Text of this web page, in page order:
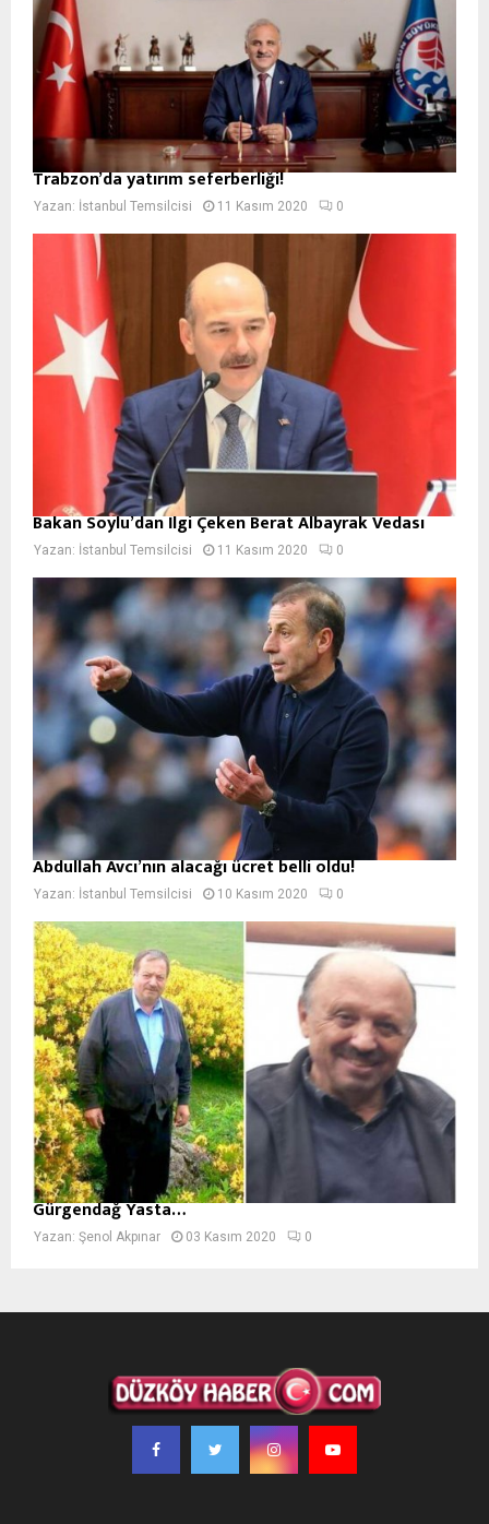
Trabzon’da yatırım seferberliği!
Yazan: İstanbul Temsilcisi 11 Kasım 2020 0
Bakan Soylu’dan İlgi Çeken Berat Albayrak Vedası
Yazan: İstanbul Temsilcisi 11 Kasım 2020 0
Abdullah Avcı’nın alacağı ücret belli oldu!
Yazan: İstanbul Temsilcisi 10 Kasım 2020 0
Gürgendağ Yasta…
Yazan: Şenol Akpınar 03 Kasım 2020 0